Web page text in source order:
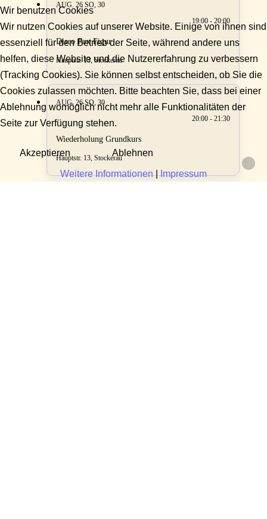
AUG. 26 SO, 30
19:00 - 20:00
Disco Fox Figur
Hauptstr. 13, Stockerau
AUG. 26SO, 30
20:00 - 21:30
Wiederholung Grundkurs
Hauptstr. 13, Stockerau
Wir benutzen Cookies
Wir nutzen Cookies auf unserer Website. Einige von ihnen sind
essenziell für den Betrieb der Seite, während andere uns
helfen, diese Website und die Nutzererfahrung zu verbessern
(Tracking Cookies). Sie können selbst entscheiden, ob Sie die
Cookies zulassen möchten. Bitte beachten Sie, dass bei einer
Ablehnung womöglich nicht mehr alle Funktionalitäten der
Seite zur Verfügung stehen.
Akzeptieren Ablehnen
Weitere Informationen|Impressum